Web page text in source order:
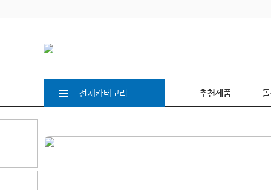
전체카테고리 추천제품